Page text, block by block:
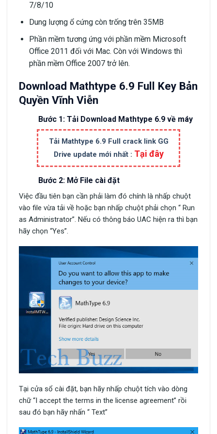
7/8/10
Dung lượng ổ cứng còn trống trên 35MB
Phần mềm tương ứng với phần mềm Microsoft
Office 2011 đối với Mac. Còn với Windows thì
phần mềm Office 2007 trở lên.
Download Mathtype 6.9 Full Key Bản
Quyền Vĩnh Viễn
Bước 1: Tải Download Mathtype 6.9 về máy
Tải Mathtype 6.9 Full crack link GG
Drive update mới nhất : Tại đây
Bước 2: Mở File cài đặt
Việc đầu tiên bạn cần phải làm đó chính là nhấp chuột
vào file vừa tải về hoặc bạn nhấp chuột phải chọn “ Run
as Administrator”. Nếu có thông báo UAC hiện ra thì bạn
hãy chọn “Yes”.
Tại cửa sổ cài đặt, bạn hãy nhấp chuột tích vào dòng
chữ “I accept the terms in the license agreement” rồi
sau đó bạn hãy nhấn “ Text”